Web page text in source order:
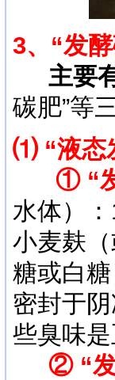
3、“发
主要
碳肥”等
⑴ “液态
① “发
水体）
小麦麸
糖或白
密封于
些臭味
② “